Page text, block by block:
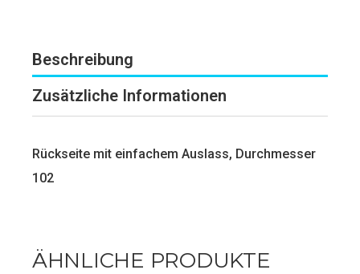
Beschreibung
Zusätzliche Informationen
Rückseite mit einfachem Auslass, Durchmesser
102
ÄHNLICHE PRODUKTE